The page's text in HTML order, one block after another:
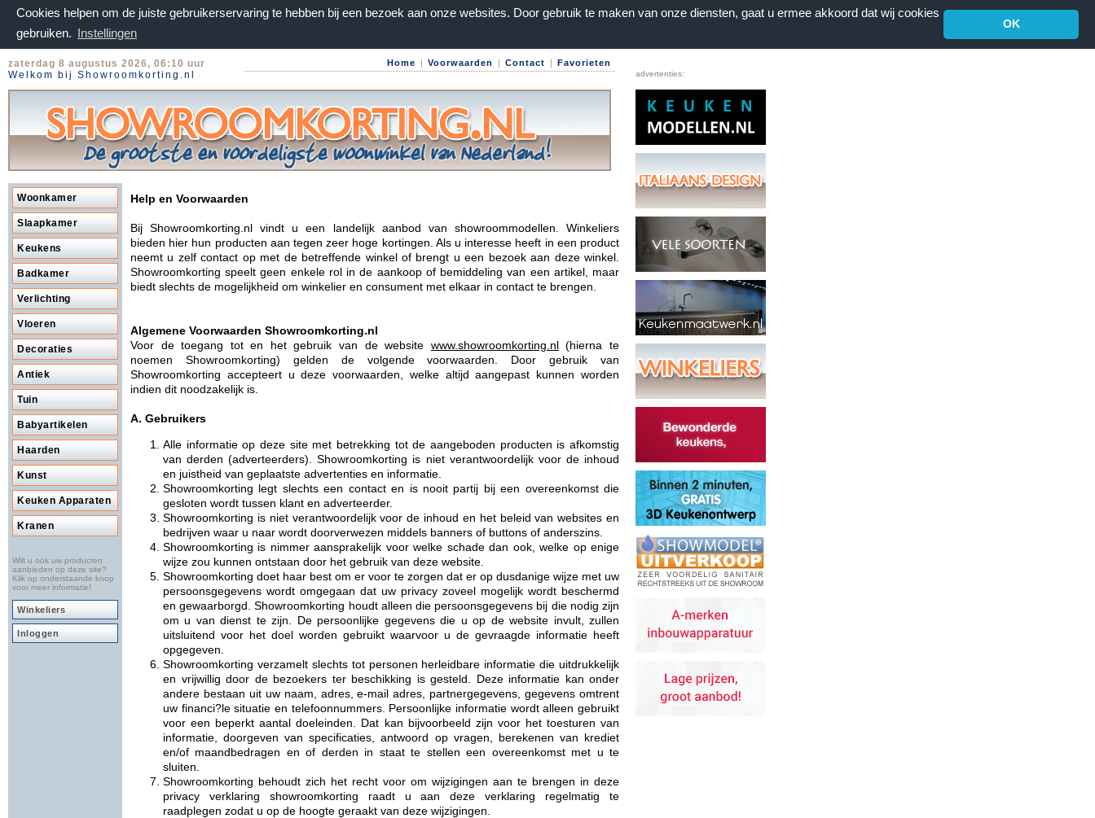
Cookies helpen om de juiste gebruikerservaring te hebben bij een bezoek aan onze websites. Door gebruik te maken van onze diensten, gaat u ermee akkoord dat wij cookies
gebruiken. Instellingen
OK
zaterdag 8 augustus 2026, 06:10 uur
Welkom bij Showroomkorting.nl
Home | Voorwaarden | Contact | Favorieten
advertenties:
Woonkamer
Slaapkamer
Keukens
Badkamer
Verlichting
Vloeren
Decoraties
Antiek
Tuin
Babyartikelen
Haarden
Kunst
Keuken Apparaten
Kranen
Wilt u ook uw producten
aanbieden op deze site?
Klik op onderstaande knop
voor meer informatie!
Winkeliers
Inloggen
Help en Voorwaarden
Bij Showroomkorting.nl vindt u een landelijk aanbod van showroommodellen. Winkeliers
bieden hier hun producten aan tegen zeer hoge kortingen. Als u interesse heeft in een product
neemt u zelf contact op met de betreffende winkel of brengt u een bezoek aan deze winkel.
Showroomkorting speelt geen enkele rol in de aankoop of bemiddeling van een artikel, maar
biedt slechts de mogelijkheid om winkelier en consument met elkaar in contact te brengen.
Algemene Voorwaarden Showroomkorting.nl
Voor de toegang tot en het gebruik van de website www.showroomkorting.nl(hierna te
noemen Showroomkorting) gelden de volgende voorwaarden. Door gebruik van
Showroomkorting accepteert u deze voorwaarden, welke altijd aangepast kunnen worden
indien dit noodzakelijk is.
A. Gebruikers
Alle informatie op deze site met betrekking tot de aangeboden producten is afkomstig
van derden (adverteerders). Showroomkorting is niet verantwoordelijk voor de inhoud
en juistheid van geplaatste advertenties en informatie.
Showroomkorting legt slechts een contact en is nooit partij bij een overeenkomst die
gesloten wordt tussen klant en adverteerder.
Showroomkorting is niet verantwoordelijk voor de inhoud en het beleid van websites en
bedrijven waar u naar wordt doorverwezen middels banners of buttons of anderszins.
Showroomkorting is nimmer aansprakelijk voor welke schade dan ook, welke op enige
wijze zou kunnen ontstaan door het gebruik van deze website.
Showroomkorting doet haar best om er voor te zorgen dat er op dusdanige wijze met uw
persoonsgegevens wordt omgegaan dat uw privacy zoveel mogelijk wordt beschermd
en gewaarborgd. Showroomkorting houdt alleen die persoonsgegevens bij die nodig zijn
om u van dienst te zijn. De persoonlijke gegevens die u op de website invult, zullen
uitsluitend voor het doel worden gebruikt waarvoor u de gevraagde informatie heeft
opgegeven.
Showroomkorting verzamelt slechts tot personen herleidbare informatie die uitdrukkelijk
en vrijwillig door de bezoekers ter beschikking is gesteld. Deze informatie kan onder
andere bestaan uit uw naam, adres, e-mail adres, partnergegevens, gegevens omtrent
uw financi?le situatie en telefoonnummers. Persoonlijke informatie wordt alleen gebruikt
voor een beperkt aantal doeleinden. Dat kan bijvoorbeeld zijn voor het toesturen van
informatie, doorgeven van specificaties, antwoord op vragen, berekenen van krediet
en/of maandbedragen en of derden in staat te stellen een overeenkomst met u te
sluiten.
Showroomkorting behoudt zich het recht voor om wijzigingen aan te brengen in deze
privacy verklaring showroomkorting raadt u aan deze verklaring regelmatig te
raadplegen zodat u op de hoogte geraakt van deze wijzigingen.